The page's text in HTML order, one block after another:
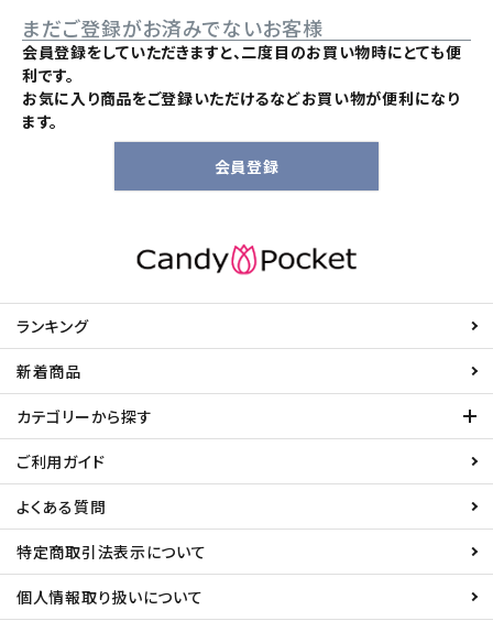
まだご登録がお済みでないお客様
会員登録をしていただきますと、二度目のお買い物時にとても便
利です。
お気に入り商品をご登録いただけるなどお買い物が便利になり
ます。
会員登録
ランキング
新着商品
カテゴリーから探す
ご利用ガイド
よくある質問
特定商取引法表示について
個人情報取り扱いについて